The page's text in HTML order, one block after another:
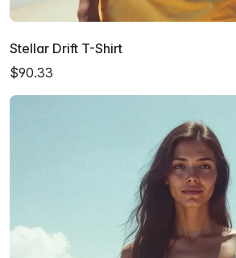
Stellar Drift T-Shirt
$90.33